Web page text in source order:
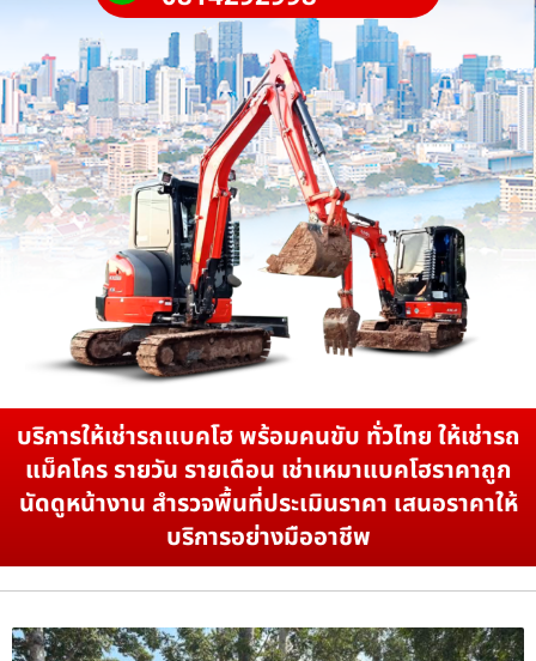
บริการให้เช่ารถแบคโฮ พร้อมคนขับ ทั่วไทย ให้เช่ารถ
แม็คโคร รายวัน รายเดือน เช่าเหมาแบคโฮราคาถูก
นัดดูหน้างาน สำรวจพื้นที่ประเมินราคา เสนอราคาให้
บริการอย่างมืออาชีพ